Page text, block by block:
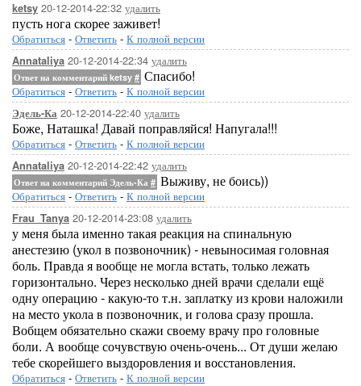
ketsy 20-12-2014-22:32 удалить
пусть нога скорее заживет!
Обратиться - Ответить - К полной версии
Annataliya 20-12-2014-22:34 удалить
Ответ на комментарий ketsy # Спасибо!
Обратиться - Ответить - К полной версии
Эдель-Ка 20-12-2014-22:40 удалить
Боже, Наташка! Давай поправляйся! Напугала!!!
Обратиться - Ответить - К полной версии
Annataliya 20-12-2014-22:42 удалить
Ответ на комментарий Эдель-Ка # Выживу, не боись))
Обратиться - Ответить - К полной версии
Frau_Tanya 20-12-2014-23:08 удалить
у меня была именно такая реакция на спинальную
анестезию (укол в позвоночник) - невыносимая головная
боль. Правда я вообще не могла встать, только лежать
горизонтально. Через несколько дней врачи сделали ещё
одну операцию - какую-то т.н. заплатку из крови наложили
на место укола в позвоночник, и голова сразу прошла.
Вобщем обязательно скажи своему врачу про головные
боли. А вообще сочувствую очень-очень... От души желаю
тебе скорейшего выздоровления и восстановления.
Обратиться - Ответить - К полной версии